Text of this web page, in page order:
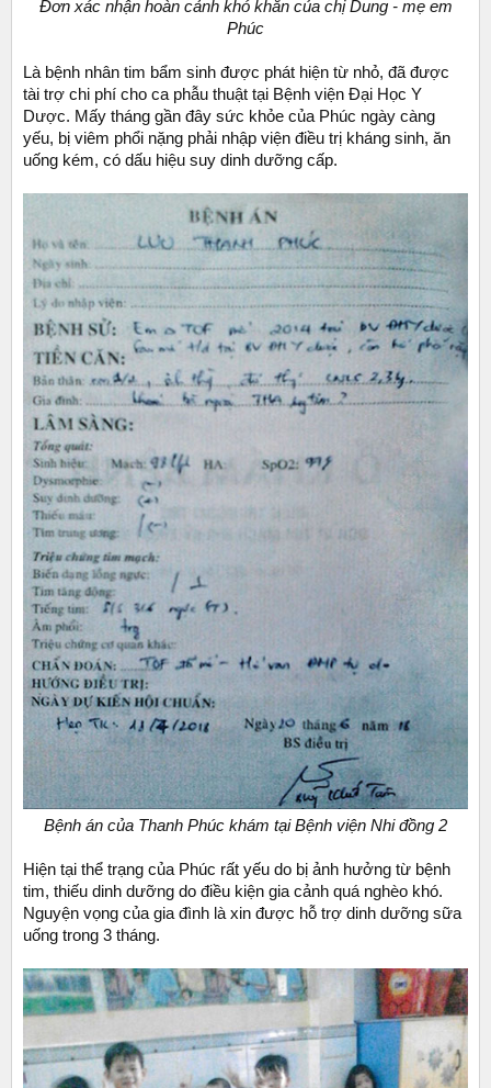
Đơn xác nhận hoàn cảnh khó khăn của chị Dung - mẹ em
Phúc
Là bệnh nhân tim bẩm sinh được phát hiện từ nhỏ, đã được
tài trợ chi phí cho ca phẫu thuật tại Bệnh viện Đại Học Y
Dược. Mấy tháng gần đây sức khỏe của Phúc ngày càng
yếu, bị viêm phổi nặng phải nhập viện điều trị kháng sinh, ăn
uống kém, có dấu hiệu suy dinh dưỡng cấp.
Bệnh án của Thanh Phúc khám tại Bệnh viện Nhi đồng 2
Hiện tại thể trạng của Phúc rất yếu do bị ảnh hưởng từ bệnh
tim, thiếu dinh dưỡng do điều kiện gia cảnh quá nghèo khó.
Nguyện vọng của gia đình là xin được hỗ trợ dinh dưỡng sữa
uống trong 3 tháng.